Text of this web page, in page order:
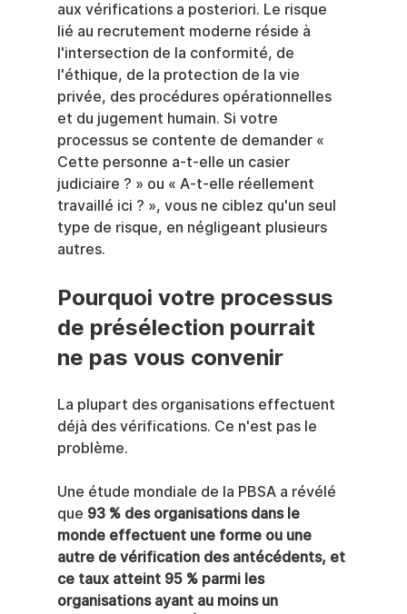
aux vérifications a posteriori. Le risque
lié au recrutement moderne réside à
l'intersection de la conformité, de
l'éthique, de la protection de la vie
privée, des procédures opérationnelles
et du jugement humain. Si votre
processus se contente de demander «
Cette personne a-t-elle un casier
judiciaire ? » ou « A-t-elle réellement
travaillé ici ? », vous ne ciblez qu'un seul
type de risque, en négligeant plusieurs
autres.
Pourquoi votre processus
de présélection pourrait
ne pas vous convenir
La plupart des organisations effectuent
déjà des vérifications. Ce n'est pas le
problème.
Une étude mondiale de la PBSA a révélé
que 93 % des organisations dans le
monde effectuent une forme ou une
autre de vérification des antécédents, et
ce taux atteint 95 % parmi les
organisations ayant au moins un